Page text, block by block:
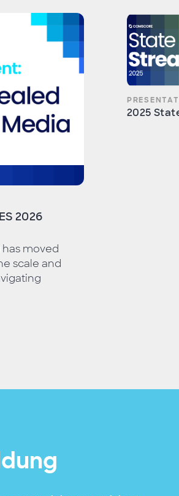
2026
moved
scale and
2025